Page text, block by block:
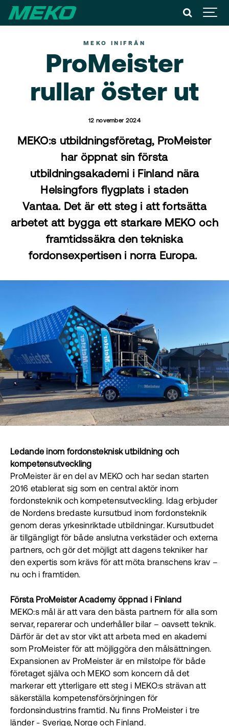
MEKO INIFRÅN
ProMeister
rullar öster ut
12 november 2024
MEKO:s utbildningsföretag, ProMeister
har öppnat sin första
utbildningsakademi i Finland nära
Helsingfors flygplats i staden
Vantaa. Det är ett steg i att fortsätta
arbetet att bygga ett starkare MEKO och
framtidssäkra den tekniska
fordonsexpertisen i norra Europa.
Ledande inom fordonsteknisk utbildning och
kompetensutveckling
ProMeister är en del av MEKO och har sedan starten
2016 etablerat sig som en central aktör inom
fordonsteknik och kompetensutveckling. Idag erbjuder
de Nordens bredaste kursutbud inom fordonsteknik
genom deras yrkesinriktade utbildningar. Kursutbudet
är tillgängligt för både anslutna verkstäder och externa
partners, och gör det möjligt att dagens tekniker har
den expertis som krävs för att möta branschens krav –
nu och i framtiden.
Första ProMeister Academy öppnad i Finland
MEKO:s mål är att vara den bästa partnern för alla som
servar, reparerar och underhåller bilar – oavsett teknik.
Därför är det av stor vikt att arbeta med en akademi
som ProMeister för att möjliggöra den målsättningen.
Expansionen av ProMeister är en milstolpe för både
företaget själva och MEKO som koncern då det
markerar ett ytterligare ett steg i MEKO:s strävan att
säkerställa kompetensförsörjningen för
fordonsindustrins framtid. Nu finns ProMeister i tre
länder - Sverige, Norge och Finland.